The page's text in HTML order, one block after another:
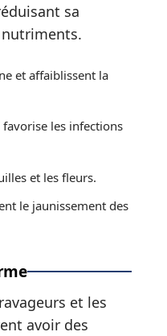
sa
et affaiblissent la
favorise les infections
et les fleurs.
le jaunissement des
et les
avoir des